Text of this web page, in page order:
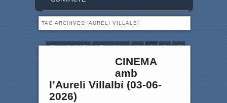
TAG ARCHIVES: AURELI VILLALBÍ
Page 2 of 15 ‹ Previous 1 2 3
4
CINEMA
amb
l’Aureli Villalbí (03-06-
2026)